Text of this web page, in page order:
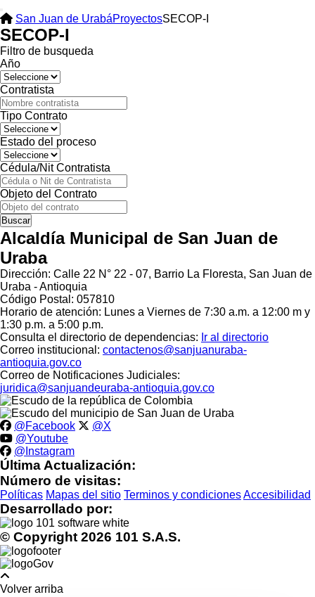
San Juan de UrabáProyectosSECOP-I
SECOP-I
Filtro de busqueda
Año
Contratista
Tipo Contrato
Estado del proceso
Cédula/Nit Contratista
Objeto del Contrato
Buscar
Alcaldía Municipal de San Juan de
Uraba
Dirección: Calle 22 N° 22 - 07, Barrio La Floresta, San Juan de
Uraba - Antioquia
Código Postal: 057810
Horario de atención: Lunes a Viernes de 7:30 a.m. a 12:00 m y
1:30 p.m. a 5:00 p.m.
Consulta el directorio de dependencias: Ir al directorio
Correo institucional: contactenos@sanjuanuraba-
antioquia.gov.co
Correo de Notificaciones Judiciales:
juridica@sanjuandeuraba-antioquia.gov.co
@Facebook
@X
@Youtube
@Instagram
Última Actualización:
Número de visitas:
Políticas Mapas del sitio Terminos y condicionesAccesibilidad
Desarrollado por:
© Copyright 2026 101 S.A.S.
Volver arriba